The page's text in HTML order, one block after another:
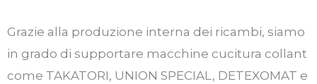
Grazie alla produzione interna dei ricambi, siamo
in grado di supportare macchine cucitura collant
come TAKATORI, UNION SPECIAL, DETEXOMAT e